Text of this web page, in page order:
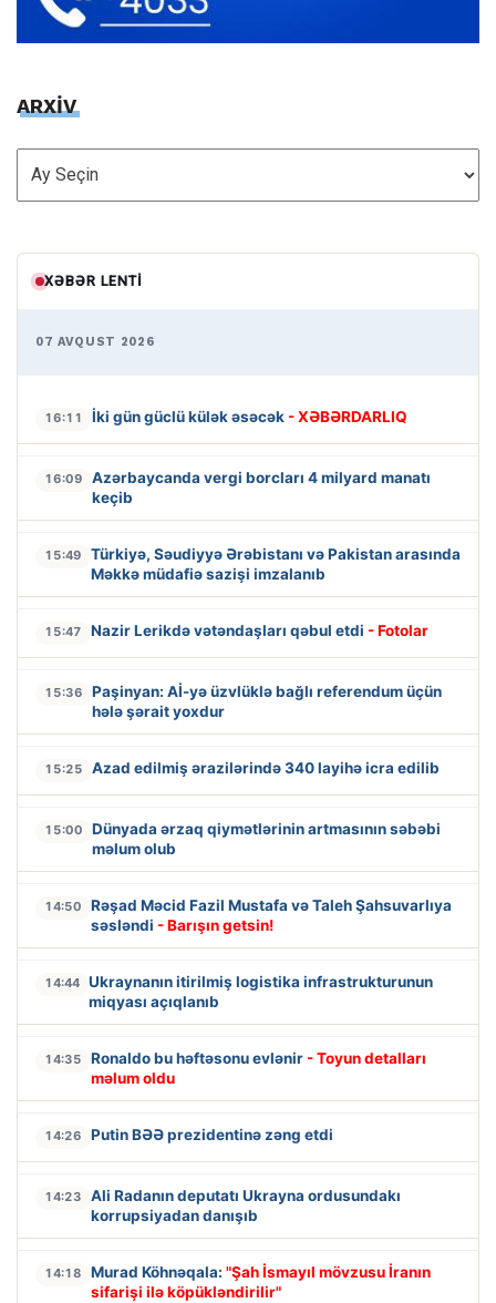
ARXİV
ARXİV
XƏBƏR LENTI
07 AVQUST 2026
16:11 İki gün güclü külək əsəcək - XƏBƏRDARLIQ
16:09
Azərbaycanda vergi borcları 4 milyard manatı
keçib
15:49
Türkiyə, Səudiyyə Ərəbistanı və Pakistan arasında
Məkkə müdafiə sazişi imzalanıb
15:47 Nazir Lerikdə vətəndaşları qəbul etdi - Fotolar
15:36
Paşinyan: Aİ-yə üzvlüklə bağlı referendum üçün
hələ şərait yoxdur
15:25 Azad edilmiş ərazilərində 340 layihə icra edilib
15:00
Dünyada ərzaq qiymətlərinin artmasının səbəbi
məlum olub
14:50
Rəşad Məcid Fazil Mustafa və Taleh Şahsuvarlıya
səsləndi - Barışın getsin!
14:44 Ukraynanın itirilmiş logistika infrastrukturunun
miqyası açıqlanıb
14:35 Ronaldo bu həftəsonu evlənir - Toyun detalları
məlum oldu
14:26 Putin BƏƏ prezidentinə zəng etdi
14:23
Ali Radanın deputatı Ukrayna ordusundakı
korrupsiyadan danışıb
14:18 Murad Köhnəqala: "Şah İsmayıl mövzusu İranın
sifarişi ilə köpükləndirilir"